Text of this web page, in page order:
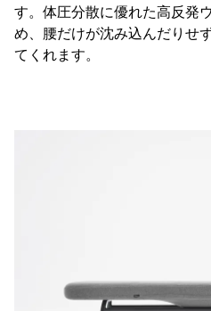
す。体圧分散に優れた高反発
め、腰だけが沈み込んだりせ
てくれます。